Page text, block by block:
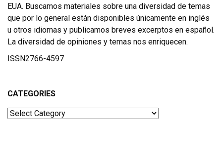
EUA. Buscamos materiales sobre una diversidad de temas
que por lo general están disponibles únicamente en inglés
u otros idiomas y publicamos breves excerptos en español.
La diversidad de opiniones y temas nos enriquecen.
ISSN2766-4597
CATEGORIES
Categories